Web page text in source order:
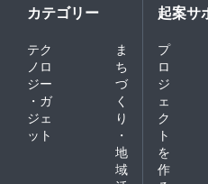
カテゴリー
テク
ノロ
ジー
・ガ
ジェ
ット
ま
ち
づ
く
り
・
地
域
起案サ
プ
ロ
ジ
ェ
ク
ト
を
作